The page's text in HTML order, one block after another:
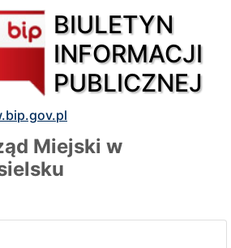
BIULETYN
INFORMACJI
PUBLICZNEJ
Miejski w